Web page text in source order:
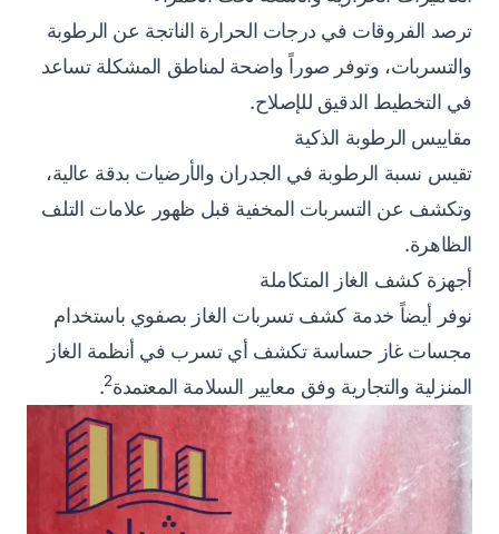
ترصد الفروقات في درجات الحرارة الناتجة عن الرطوبة
والتسربات، وتوفر صوراً واضحة لمناطق المشكلة تساعد
في التخطيط الدقيق للإصلاح.
مقاييس الرطوبة الذكية
تقيس نسبة الرطوبة في الجدران والأرضيات بدقة عالية،
وتكشف عن التسربات المخفية قبل ظهور علامات التلف
الظاهرة.
أجهزة كشف الغاز المتكاملة
نوفر أيضاً خدمة كشف تسربات الغاز بصفوي باستخدام
مجسات غاز حساسة تكشف أي تسرب في أنظمة الغاز
المنزلية والتجارية وفق معايير السلامة المعتمدة2
.